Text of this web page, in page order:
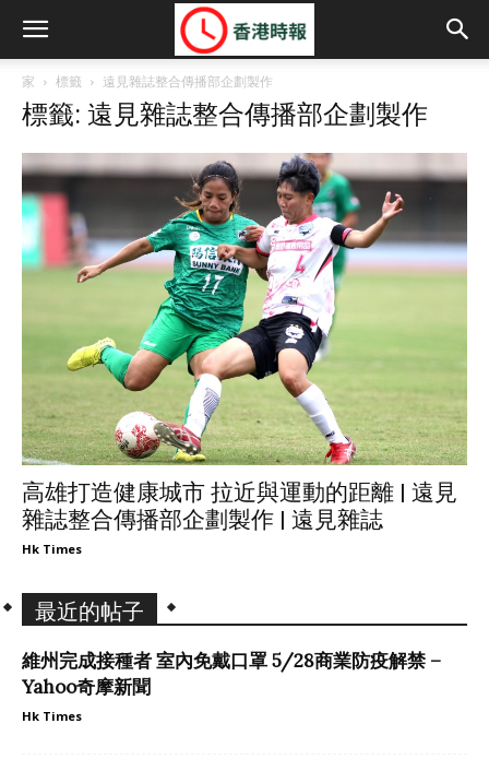
家 標籤 遠見雜誌整合傳播部企劃製作
標籤: 遠見雜誌整合傳播部企劃製作
高雄打造健康城市 拉近與運動的距離 | 遠見
雜誌整合傳播部企劃製作 | 遠見雜誌
Hk Times
最近的帖子
維州完成接種者 室內免戴口罩 5/28商業防疫解禁 –
Yahoo奇摩新聞
Hk Times